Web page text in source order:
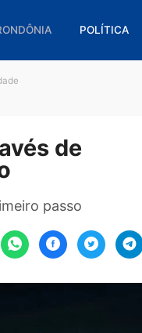
RONDÔNIA
através de
o primeiro passo